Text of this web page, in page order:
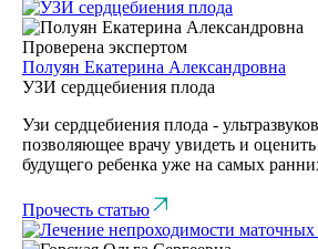
Проверена экспертом
Полуян Екатерина Александровна
УЗИ сердцебиения плода
Узи сердцебиения плода -
позволяющее врачу увидеть и оценить
будущего ребенка уже на самых
Прочесть статью